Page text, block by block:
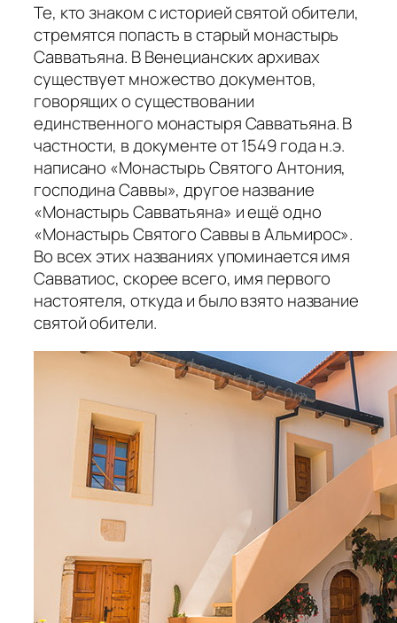
Те, кто знаком с историей святой обители,
стремятся попасть в старый монастырь
Савватьяна. В Венецианских архивах
существует множество документов,
говорящих о существовании
единственного монастыря Савватьяна. В
частности, в документе от 1549 года н.э.
написано «Монастырь Святого Антония,
господина Саввы», другое название
«Монастырь Савватьяна» и ещё одно
«Монастырь Святого Саввы в Альмирос».
Во всех этих названиях упоминается имя
Савватиос, скорее всего, имя первого
настоятеля, откуда и было взято название
святой обители.